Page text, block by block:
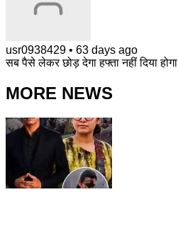
usr0938429 • 63 days ago
सब पैसे लेकर छोड़ देगा हफ्ता नहीं दिया होगा
MORE NEWS